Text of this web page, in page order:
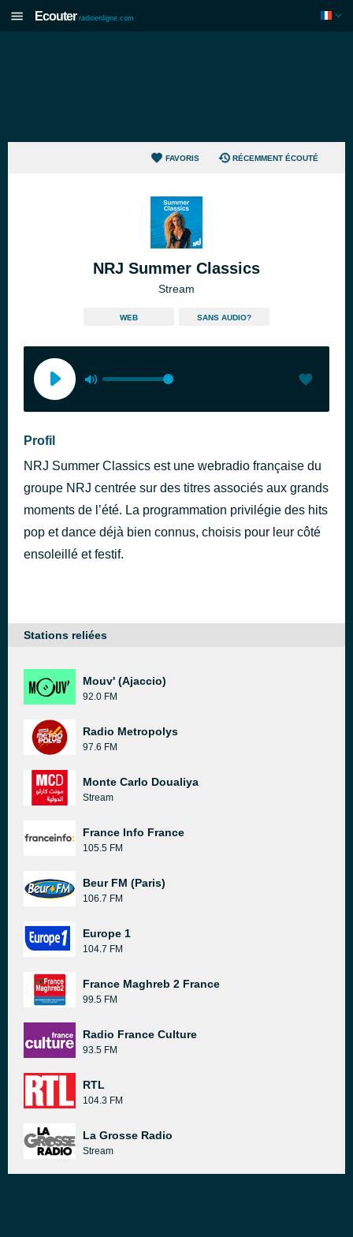
Ecouter radioenligne.com
FAVORIS RÉCEMMENT ÉCOUTÉ
NRJ Summer Classics
Stream
WEB SANS AUDIO?
Profil
NRJ Summer Classics est une webradio française du
groupe NRJ centrée sur des titres associés aux grands
moments de l’été. La programmation privilégie des hits
pop et dance déjà bien connus, choisis pour leur côté
ensoleillé et festif.
Stations reliées
Mouv' (Ajaccio)
92.0 FM
Radio Metropolys
97.6 FM
Monte Carlo Doualiya
Stream
France Info France
105.5 FM
Beur FM (Paris)
106.7 FM
Europe 1
104.7 FM
France Maghreb 2 France
99.5 FM
Radio France Culture
93.5 FM
RTL
104.3 FM
La Grosse Radio
Stream